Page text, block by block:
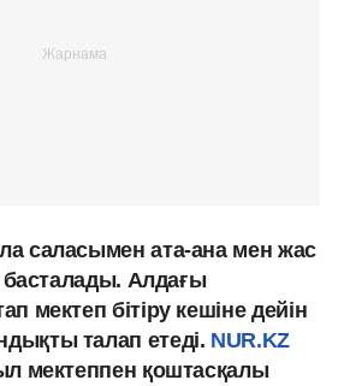
саласымен ата-ана мен жас
басталады. Алдағы
мектеп бітіру кешіне дейін
талап етеді. NUR.KZ
мектеппен қоштасқалы